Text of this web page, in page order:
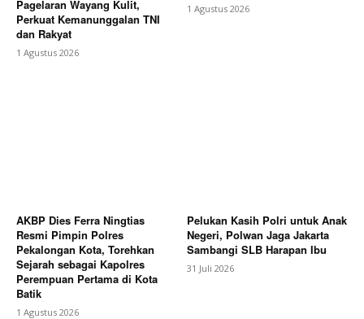
Pagelaran Wayang Kulit,
Perkuat Kemanunggalan TNI
dan Rakyat
1 Agustus 2026
1 Agustus 2026
AKBP Dies Ferra Ningtias
Resmi Pimpin Polres
Pekalongan Kota, Torehkan
Sejarah sebagai Kapolres
Perempuan Pertama di Kota
Batik
1 Agustus 2026
Pelukan Kasih Polri untuk Anak
Negeri, Polwan Jaga Jakarta
Sambangi SLB Harapan Ibu
31 Juli 2026